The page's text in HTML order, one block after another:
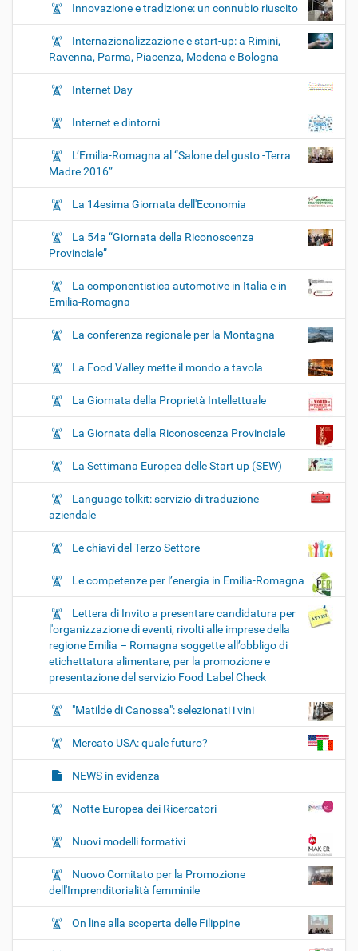
Innovazione e tradizione: un connubio riuscito
Internazionalizzazione e start-up: a Rimini,
Ravenna, Parma, Piacenza, Modena e Bologna
Internet Day
Internet e dintorni
L’Emilia-Romagna al “Salone del gusto -Terra
Madre 2016”
La 14esima Giornata dell'Economia
La 54a “Giornata della Riconoscenza
Provinciale”
La componentistica automotive in Italia e in
Emilia-Romagna
La conferenza regionale per la Montagna
La Food Valley mette il mondo a tavola
La Giornata della Proprietà Intellettuale
La Giornata della Riconoscenza Provinciale
La Settimana Europea delle Start up (SEW)
Language tolkit: servizio di traduzione
aziendale
Le chiavi del Terzo Settore
Le competenze per l’energia in Emilia-Romagna
Lettera di Invito a presentare candidatura per
l'organizzazione di eventi, rivolti alle imprese della
regione Emilia – Romagna soggette all’obbligo di
etichettatura alimentare, per la promozione e
presentazione del servizio Food Label Check
"Matilde di Canossa": selezionati i vini
Mercato USA: quale futuro?
NEWS in evidenza
Notte Europea dei Ricercatori
Nuovi modelli formativi
Nuovo Comitato per la Promozione
dell'Imprenditorialità femminile
On line alla scoperta delle Filippine